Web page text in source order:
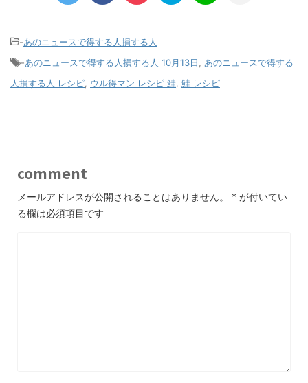
-あのニュースで得する人損する人
-あのニュースで得する人損する人 10月13日
あのニュースで得する
人損する人 レシピ ウル得マン レシピ 鮭 鮭 レシピ
comment
メールアドレスが公開されることはありません。 * が付いてい
る欄は必須項目です